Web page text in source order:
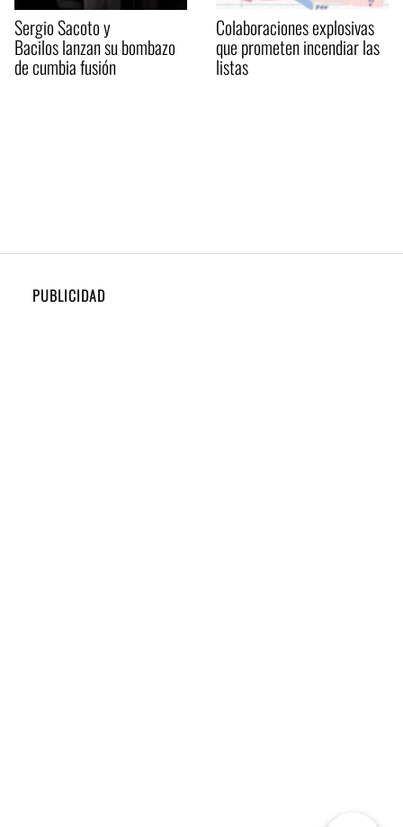
Sergio Sacoto y
Bacilos lanzan su bombazo
de cumbia fusión
Colaboraciones explosivas
que prometen incendiar las
listas
PUBLICIDAD